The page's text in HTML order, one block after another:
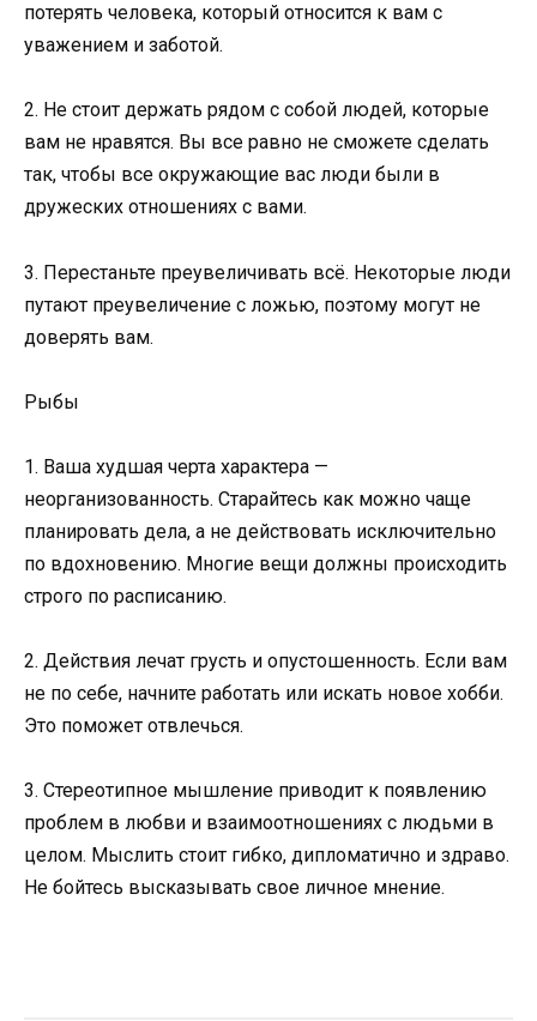
потерять человека, который относится к вам с
уважением и заботой.
2. Не стоит держать рядом с собой людей, которые
вам не нравятся. Вы все равно не сможете сделать
так, чтобы все окружающие вас люди были в
дружеских отношениях с вами.
3. Перестаньте преувеличивать всё. Некоторые люди
путают преувеличение с ложью, поэтому могут не
доверять вам.
Рыбы
1. Ваша худшая черта характера —
неорганизованность. Старайтесь как можно чаще
планировать дела, а не действовать исключительно
по вдохновению. Многие вещи должны происходить
строго по расписанию.
2. Действия лечат грусть и опустошенность. Если вам
не по себе, начните работать или искать новое хобби.
Это поможет отвлечься.
3. Стереотипное мышление приводит к появлению
проблем в любви и взаимоотношениях с людьми в
целом. Мыслить стоит гибко, дипломатично и здраво.
Не бойтесь высказывать свое личное мнение.